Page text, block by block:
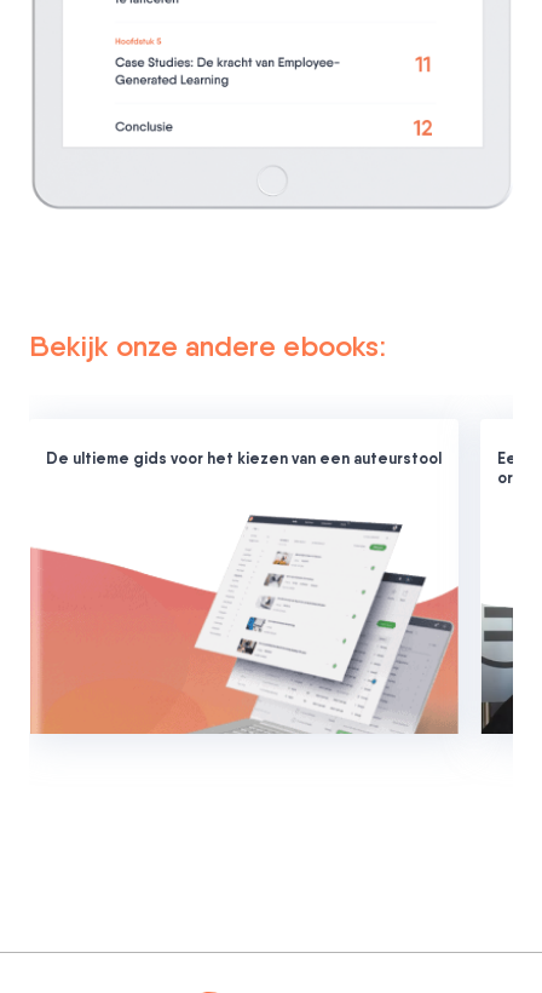
Swipe om voorbeeldpagina's te bekijken
Bekijk onze andere ebooks:
De ultieme gids voor het kiezen van een auteurstool
Een